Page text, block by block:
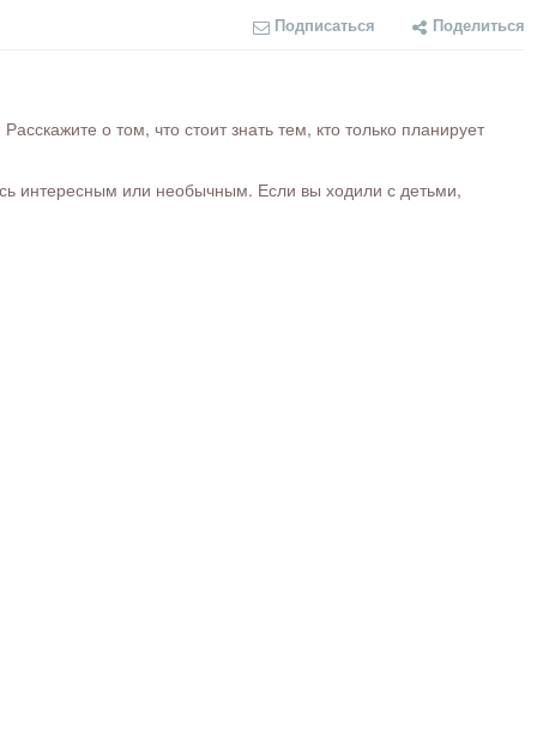
Подписаться Поделиться
о том, что стоит знать тем, кто только планирует
интересным или необычным. Если вы ходили с детьми,